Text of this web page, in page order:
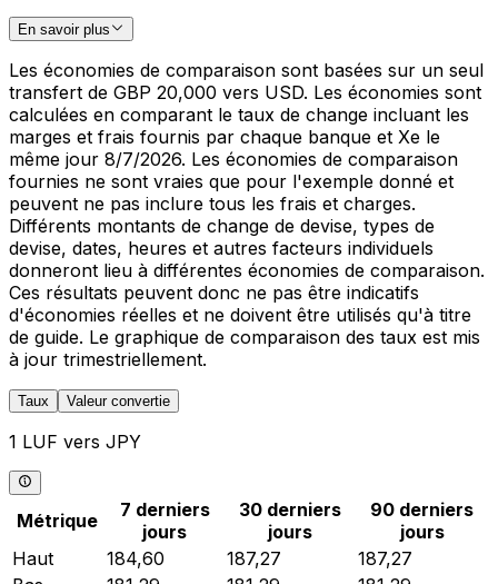
En savoir plus
Les économies de comparaison sont basées sur un seul
transfert de GBP 20,000 vers USD. Les économies sont
calculées en comparant le taux de change incluant les
marges et frais fournis par chaque banque et Xe le
même jour 8/7/2026. Les économies de comparaison
fournies ne sont vraies que pour l'exemple donné et
peuvent ne pas inclure tous les frais et charges.
Différents montants de change de devise, types de
devise, dates, heures et autres facteurs individuels
donneront lieu à différentes économies de comparaison.
Ces résultats peuvent donc ne pas être indicatifs
d'économies réelles et ne doivent être utilisés qu'à titre
de guide. Le graphique de comparaison des taux est mis
à jour trimestriellement.
Taux Valeur convertie
1 LUF vers JPY
Métrique
7 derniers
jours
30 derniers
jours
90 derniers
jours
Haut
184,60 187,27
187,27